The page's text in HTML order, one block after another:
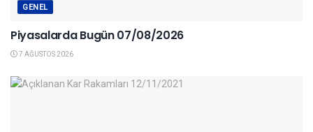
GENEL
Piyasalarda Bugün 07/08/2026
7 AĞUSTOS 2026